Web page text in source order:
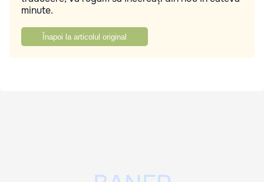
minute.
Înapoi la articolul original